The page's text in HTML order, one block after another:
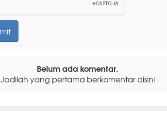
Belum ada komentar.
Jadilah yang pertama berkomentar disini